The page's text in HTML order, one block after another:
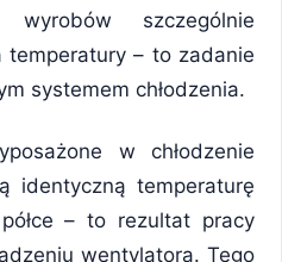
wyrobów szczególnie
– to zadanie
systemem chłodzenia.
w chłodzenie
identyczną temperaturę
– to rezultat pracy
wentylatora. Tego